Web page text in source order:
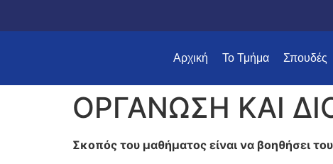
Αρχική Το Τμήμα Σπουδές
ΟΡΓΑΝΩΣΗ ΚΑΙ
Σκοπός του μαθήματος είναι να βοηθήσει